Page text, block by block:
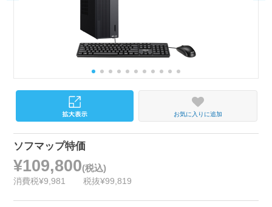
お気に入りに追加
ソフマップ特価
¥109,800(税込)
消費税¥9,981 税抜¥99,819